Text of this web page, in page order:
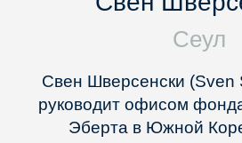
Сеул
Свен Шверсенски (Sven
руководит офисом
Эберта в Южной